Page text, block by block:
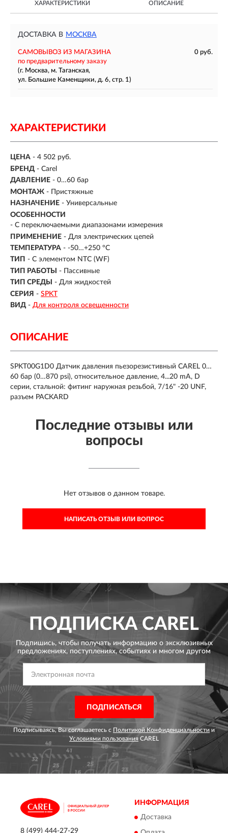
ХАРАКТЕРИСТИКИ ОПИСАНИЕ
ДОСТАВКА В МОСКВА
САМОВЫВОЗ ИЗ МАГАЗИНА
0 руб.
по предварительному заказу
(г. Москва, м. Таганская,
ул. Большие Каменщики, д. 6, стр. 1)
ХАРАКТЕРИСТИКИ
ЦЕНА - 4 502 руб.
БРЕНД - Carel
ДАВЛЕНИЕ - 0…60 бар
МОНТАЖ - Пристяжные
НАЗНАЧЕНИЕ - Универсальные
ОСОБЕННОСТИ
- С переключаемыми диапазонами измерения
ПРИМЕНЕНИЕ - Для электрических цепей
ТЕМПЕРАТУРА - -50…+250 °C
ТИП - С элементом NTC (WF)
ТИП РАБОТЫ
- Пассивные
ТИП СРЕДЫ
- Для жидкостей
СЕРИЯ - SPKT
ВИД - Для контроля освещенности
ОПИСАНИЕ
SPKT00G1D0 Датчик давления пьезорезистивный CAREL 0…
60 бар (0…870 psi), относительное давление, 4...20 mА, D
серии, стальной: фитинг наружная резьбой, 7/16" -20 UNF,
разъем PACKARD
Последние отзывы или
вопросы
Нет отзывов о данном товаре.
НАПИСАТЬ ОТЗЫВ ИЛИ ВОПРОС
ПОДПИСКА CAREL
Подпишись, чтобы получать информацию о эксклюзивных
предложениях, поступлениях, событиях и многом другом
ПОДПИСАТЬСЯ
Подписываясь, Вы соглашаетесь с Политикой Конфиденциальности и
Условиями пользования CAREL
8 (499) 444-27-29
ИНФОРМАЦИЯ
Доставка